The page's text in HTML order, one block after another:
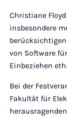
Christiane
insbesondere
von Software
Einbeziehen
Bei der
Fakultät für